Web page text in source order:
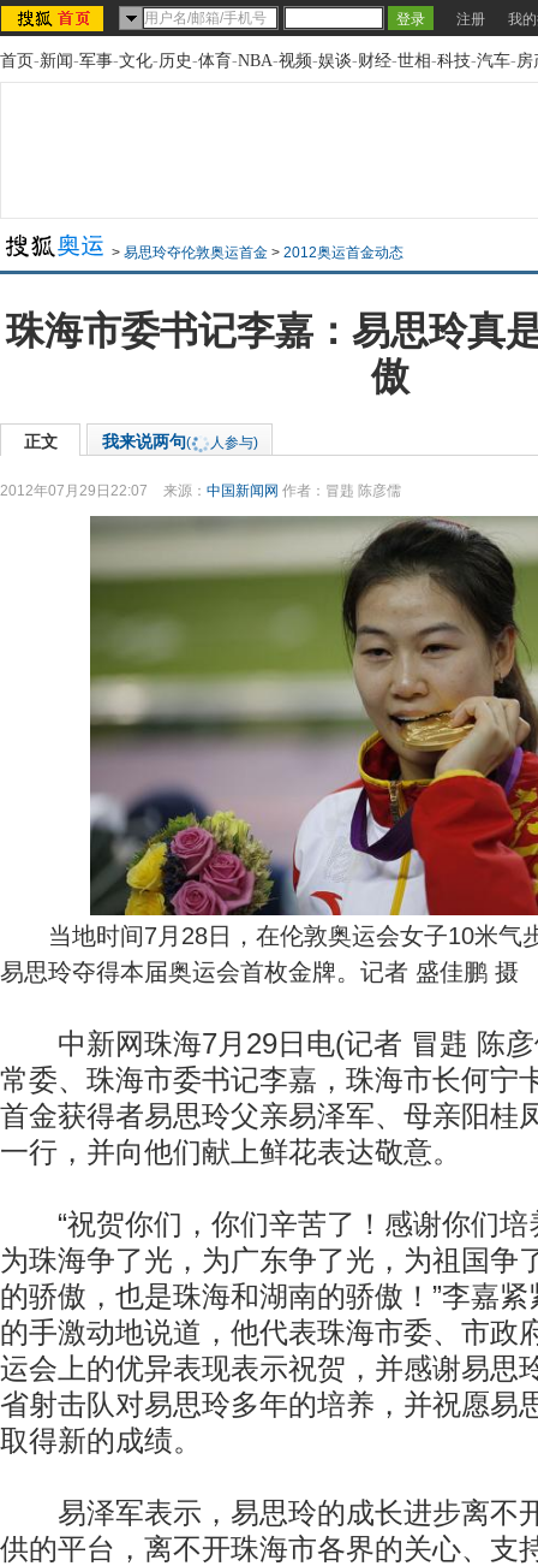
注册 我
首页-新闻-军事-文化-历史-体育-NBA-视频-娱谈-财经-世相-科技-汽车-房
> 易思玲夺伦敦奥运首金 > 2012奥运首金动态
珠海市委书记李嘉：易思玲真
傲
正文 我来说两句( 人参与)
2012年07月29日22:07 来源： 中国新闻网 作者：冒韪 陈彦儒
当地时间7月28日，在伦敦奥运会女子10米气
易思玲夺得本届奥运会首枚金牌。记者 盛佳鹏 摄
中新网珠海7月29日电(记者 冒韪 陈彦
常委、珠海市委书记李嘉，珠海市长何宁
首金获得者易思玲父亲易泽军、母亲阳桂
一行，并向他们献上鲜花表达敬意。
“祝贺你们，你们辛苦了！感谢你们培
为珠海争了光，为广东争了光，为祖国争
的骄傲，也是珠海和湖南的骄傲！”李嘉
的手激动地说道，他代表珠海市委、市政
运会上的优异表现表示祝贺，并感谢易思
省射击队对易思玲多年的培养，并祝愿易
取得新的成绩。
易泽军表示，易思玲的成长进步离不
供的平台，离不开珠海市各界的关心、支